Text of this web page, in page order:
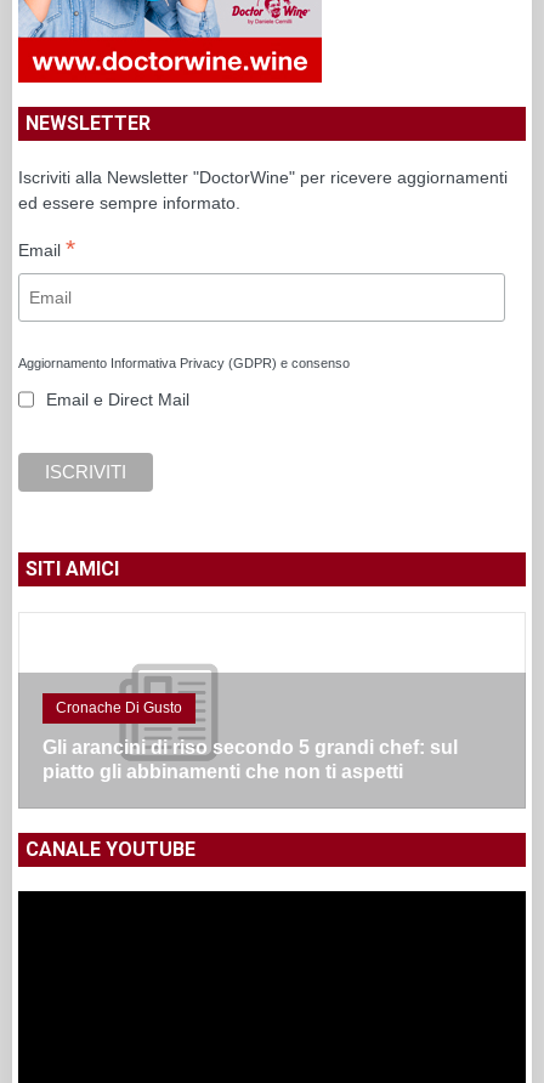
NEWSLETTER
Iscriviti alla Newsletter "DoctorWine" per ricevere aggiornamenti
ed essere sempre informato.
Email *
Aggiornamento Informativa Privacy (GDPR) e consenso
Email e Direct Mail
SITI AMICI
Cronache Di Gusto
Gli arancini di riso secondo 5 grandi chef: sul
piatto gli abbinamenti che non ti aspetti
CANALE YOUTUBE